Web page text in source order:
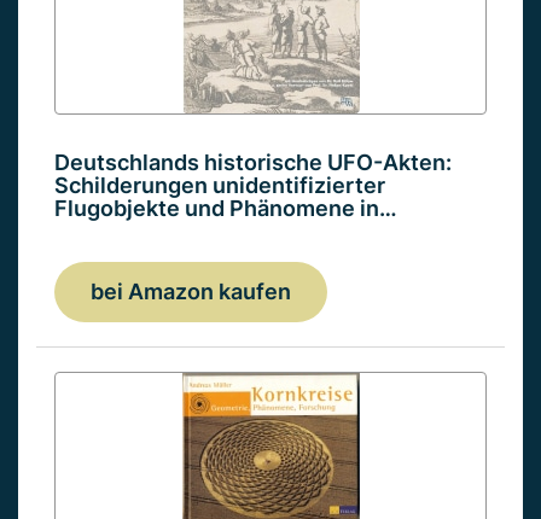
Deutschlands historische UFO-Akten:
Schilderungen unidentifizierter
Flugobjekte und Phänomene in…
bei Amazon kaufen